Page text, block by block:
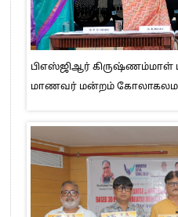
பிஎஸ்ஜிஆர் கிருஷ்ணம்மாள்
மாணவர் மன்றம்